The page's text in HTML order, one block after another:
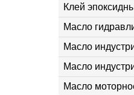
Клей
Масло
Масло
Масло
Масло